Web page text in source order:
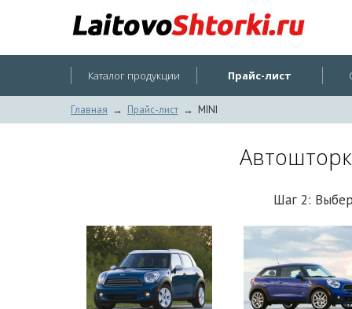
Каталог продукции Прайс-лист
Главная → Прайс-лист → MINI
Шаг 2: